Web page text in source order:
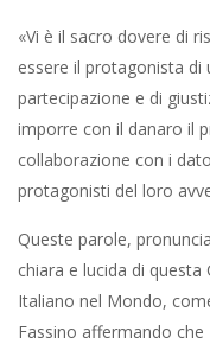
«Vi è il sacro dovere di
essere il protagonista di
partecipazione e di
imporre con il danaro il
collaborazione con i
protagonisti del loro
Queste parole,
chiara e lucida di
Italiano nel Mondo,
Fassino affermando